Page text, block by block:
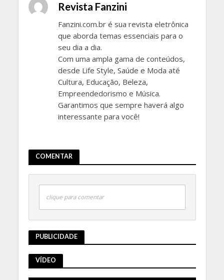
Revista Fanzini
Fanzini.com.br é sua revista eletrônica
que aborda temas essenciais para o
seu dia a dia.
Com uma ampla gama de conteúdos,
desde Life Style, Saúde e Moda até
Cultura, Educação, Beleza,
Empreendedorismo e Música.
Garantimos que sempre haverá algo
interessante para você!
COMENTAR
clique para comentar
PUBLICIDADE
VÍDEO